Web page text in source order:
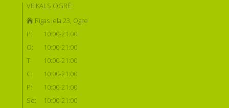
VEIKALS OGRĒ:
Rīgas iela 23, Ogre
P:
10:00-21:00
O:
10:00-21:00
T:
10:00-21:00
C:
10:00-21:00
P:
10:00-21:00
Se:
10:00-21:00